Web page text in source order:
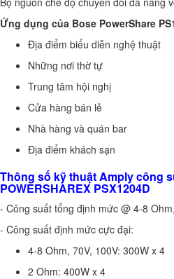
Ứng dụng của Bose PowerShare
Địa điểm biểu diễn nghệ thuật
Những nơi thờ tự
Trung tâm hội nghị
Cửa hàng bán lẻ
Nhà hàng và quán bar
Địa điểm khách sạn
Thông số kỹ thuật Amply công
POWERSHAREX PSX1204D
- Công suất tổng định mức @ 4-8
- Công suất định mức cực đại:
4-8 Ohm, 70V, 100V: 300W x 4
2 Ohm: 400W x 4